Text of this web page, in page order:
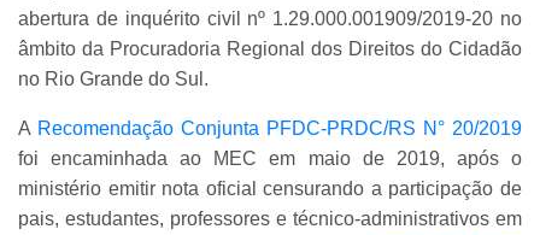
abertura de inquérito civil nº 1.29.000.001909/2019-20 no
âmbito da Procuradoria Regional dos Direitos do Cidadão
no Rio Grande do Sul.
A Recomendação Conjunta PFDC-PRDC/RS N° 20/2019
foi encaminhada ao MEC em maio de 2019, após o
ministério emitir nota oficial censurando a participação de
pais, estudantes, professores e técnico-administrativos em